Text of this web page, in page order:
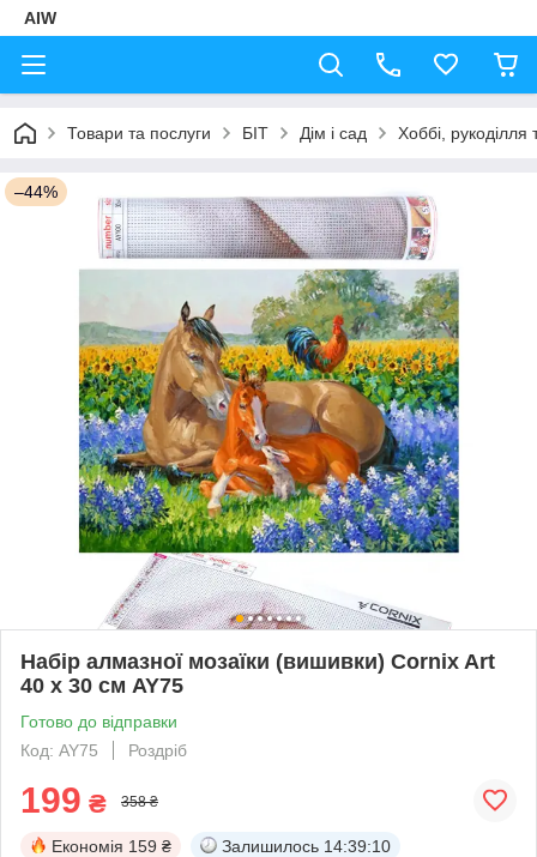
AIW
Товари та послуги БІТ Дім і сад Хоббі, рукоділля
–44%
Набір алмазної мозаїки (вишивки) Cornix Art
40 x 30 см AY75
Готово до відправки
Код: AY75
Роздріб
199 ₴ 358 ₴
Економія 159 ₴ Залишилось 14:39:09